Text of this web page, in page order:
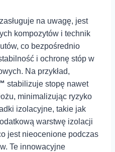
na uwagę, ⁣jest
kompozytów i technik
co bezpośrednio⁣
i ochronę stóp w
Na przykład,
stabilizuje stopę nawet
minimalizując ⁤ryzyko
izolacyjne, takie jak
warstwę⁢ izolacji
jest nieocenione podczas
Te innowacyjne